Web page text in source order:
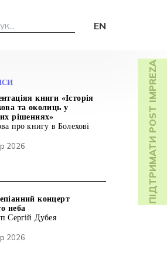
EN
ПІДТРИМАТИ POST IMPREZA
книги «Історія
та околиць у
рішеннях»
про книгу в Болехові
2026
концерт
неба
Сергій Дубея
2026